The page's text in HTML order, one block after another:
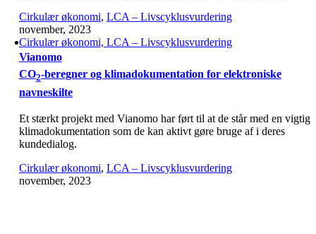
Cirkulær økonomi, LCA – Livscyklusvurdering
november, 2023
Cirkulær økonomi, LCA – Livscyklusvurdering
Vianomo
CO2-beregner og klimadokumentation for elektroniske
navneskilte
Et stærkt projekt med Vianomo har ført til at de står med en vigtig
klimadokumentation som de kan aktivt gøre bruge af i deres
kundedialog.
Cirkulær økonomi, LCA – Livscyklusvurdering
november, 2023